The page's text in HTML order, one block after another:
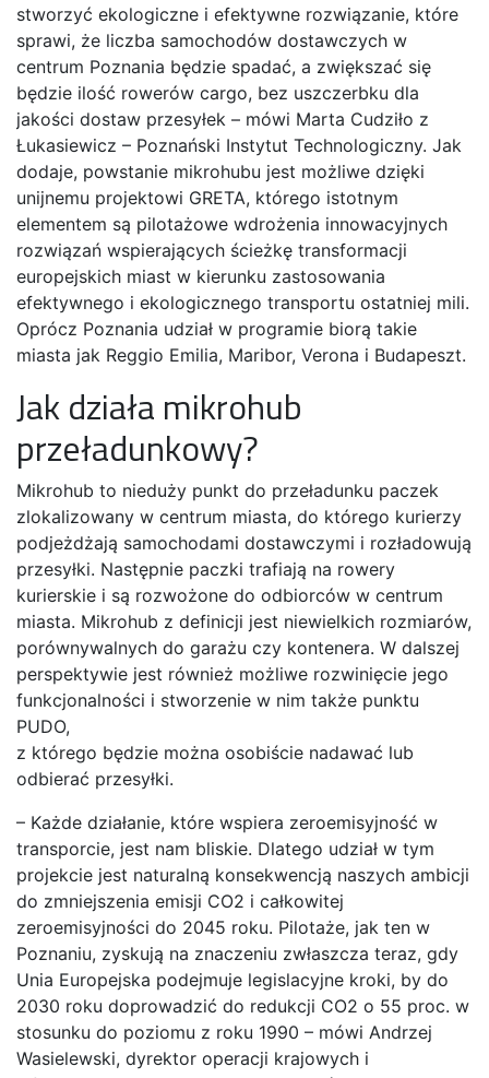
stworzyć ekologiczne i efektywne rozwiązanie, które
sprawi, że liczba samochodów dostawczych w
centrum Poznania będzie spadać, a zwiększać się
będzie ilość rowerów cargo, bez uszczerbku dla
jakości dostaw przesyłek – mówi Marta Cudziło z
Łukasiewicz – Poznański Instytut Technologiczny. Jak
dodaje, powstanie mikrohubu jest możliwe dzięki
unijnemu projektowi GRETA, którego istotnym
elementem są pilotażowe wdrożenia innowacyjnych
rozwiązań wspierających ścieżkę transformacji
europejskich miast w kierunku zastosowania
efektywnego i ekologicznego transportu ostatniej mili.
Oprócz Poznania udział w programie biorą takie
miasta jak Reggio Emilia, Maribor, Verona i Budapeszt.
Jak działa mikrohub
przeładunkowy?
Mikrohub to nieduży punkt do przeładunku paczek
zlokalizowany w centrum miasta, do którego kurierzy
podjeżdżają samochodami dostawczymi i rozładowują
przesyłki. Następnie paczki trafiają na rowery
kurierskie i są rozwożone do odbiorców w centrum
miasta. Mikrohub z definicji jest niewielkich rozmiarów,
porównywalnych do garażu czy kontenera. W dalszej
perspektywie jest również możliwe rozwinięcie jego
funkcjonalności i stworzenie w nim także punktu
PUDO,
z którego będzie można osobiście nadawać lub
odbierać przesyłki.
– Każde działanie, które wspiera zeroemisyjność w
transporcie, jest nam bliskie. Dlatego udział w tym
projekcie jest naturalną konsekwencją naszych ambicji
do zmniejszenia emisji CO2 i całkowitej
zeroemisyjności do 2045 roku. Pilotaże, jak ten w
Poznaniu, zyskują na znaczeniu zwłaszcza teraz, gdy
Unia Europejska podejmuje legislacyjne kroki, by do
2030 roku doprowadzić do redukcji CO2 o 55 proc. w
stosunku do poziomu z roku 1990 – mówi Andrzej
Wasielewski, dyrektor operacji krajowych i